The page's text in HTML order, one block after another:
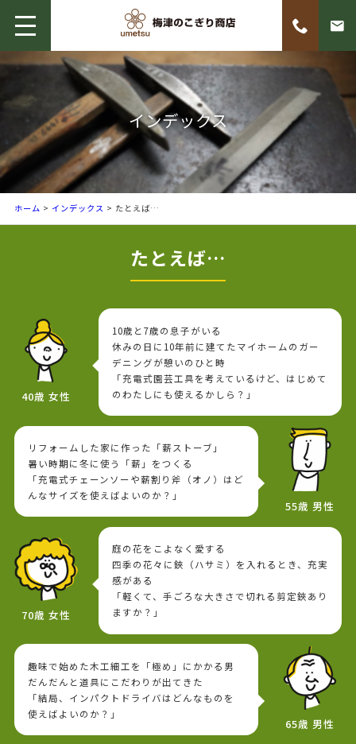
インデックス
ホーム > インデックス > たとえば…
たとえば…
40歳 女性
10歳と7歳の息子がいる
休みの日に10年前に建てたマイホームのガー
デニングが憩いのひと時
「充電式園芸工具を考えているけど、はじめて
のわたしにも使えるかしら？」
55歳 男性
リフォームした家に作った「薪ストーブ」
暑い時期に冬に使う「薪」をつくる
「充電式チェーンソーや薪割り斧（オノ）はど
んなサイズを使えばよいのか？」
70歳 女性
庭の花をこよなく愛する
四季の花々に鋏（ハサミ）を入れるとき、充実
感がある
「軽くて、手ごろな大きさで切れる剪定鋏あり
ますか？」
65歳 男性
趣味で始めた木工細工を「極め」にかかる男
だんだんと道具にこだわりが出てきた
「結局、インパクトドライバはどんなものを
使えばよいのか？」